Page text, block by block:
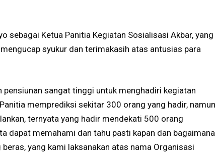
sebagai Ketua Panitia Kegiatan Sosialisasi Akbar, yang
syukur dan terimakasih atas antusias para
pensiunan sangat tinggi untuk menghadiri kegiatan
memprediksi sekitar 300 orang yang hadir, namun
ternyata yang hadir mendekati 500 orang
dapat memahami dan tahu pasti kapan dan bagaimana
yang kami laksanakan atas nama Organisasi